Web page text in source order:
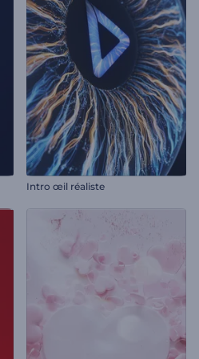
Intro œil réaliste